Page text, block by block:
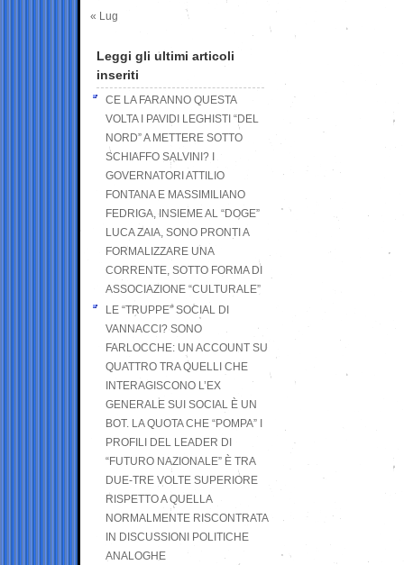
« Lug
Leggi gli ultimi articoli
inseriti
CE LA FARANNO QUESTA
VOLTA I PAVIDI LEGHISTI “DEL
NORD” A METTERE SOTTO
SCHIAFFO SALVINI? I
GOVERNATORI ATTILIO
FONTANA E MASSIMILIANO
FEDRIGA, INSIEME AL “DOGE”
LUCA ZAIA, SONO PRONTI A
FORMALIZZARE UNA
CORRENTE, SOTTO FORMA DI
ASSOCIAZIONE “CULTURALE”
LE “TRUPPE” SOCIAL DI
VANNACCI? SONO
FARLOCCHE: UN ACCOUNT SU
QUATTRO TRA QUELLI CHE
INTERAGISCONO L’EX
GENERALE SUI SOCIAL È UN
BOT. LA QUOTA CHE “POMPA” I
PROFILI DEL LEADER DI
“FUTURO NAZIONALE” È TRA
DUE-TRE VOLTE SUPERIORE
RISPETTO A QUELLA
NORMALMENTE RISCONTRATA
IN DISCUSSIONI POLITICHE
ANALOGHE